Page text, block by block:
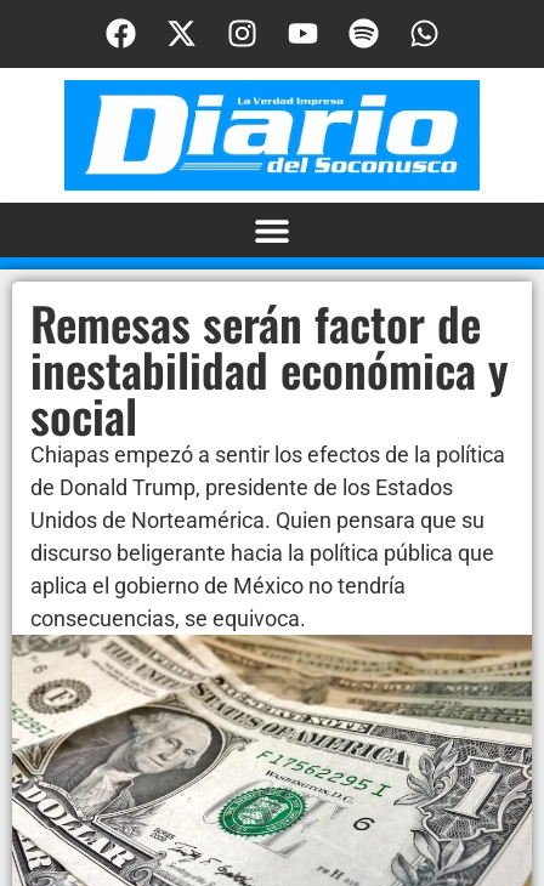
Remesas serán factor de
inestabilidad económica y
social
Chiapas empezó a sentir los efectos de la política
de Donald Trump, presidente de los Estados
Unidos de Norteamérica. Quien pensara que su
discurso beligerante hacia la política pública que
aplica el gobierno de México no tendría
consecuencias, se equivoca.